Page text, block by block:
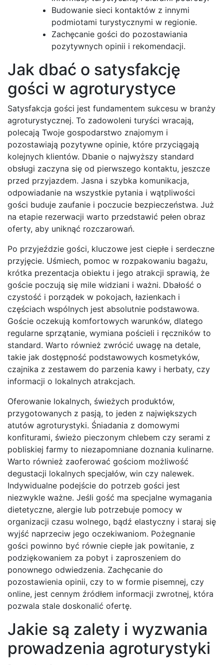
Budowanie sieci kontaktów z innymi
podmiotami turystycznymi w regionie.
Zachęcanie gości do pozostawiania
pozytywnych opinii i rekomendacji.
Jak dbać o satysfakcję
gości w agroturystyce
Satysfakcja gości jest fundamentem sukcesu w branży
agroturystycznej. To zadowoleni turyści wracają,
polecają Twoje gospodarstwo znajomym i
pozostawiają pozytywne opinie, które przyciągają
kolejnych klientów. Dbanie o najwyższy standard
obsługi zaczyna się od pierwszego kontaktu, jeszcze
przed przyjazdem. Jasna i szybka komunikacja,
odpowiadanie na wszystkie pytania i wątpliwości
gości buduje zaufanie i poczucie bezpieczeństwa. Już
na etapie rezerwacji warto przedstawić pełen obraz
oferty, aby uniknąć rozczarowań.
Po przyjeździe gości, kluczowe jest ciepłe i serdeczne
przyjęcie. Uśmiech, pomoc w rozpakowaniu bagażu,
krótka prezentacja obiektu i jego atrakcji sprawią, że
goście poczują się mile widziani i ważni. Dbałość o
czystość i porządek w pokojach, łazienkach i
częściach wspólnych jest absolutnie podstawowa.
Goście oczekują komfortowych warunków, dlatego
regularne sprzątanie, wymiana pościeli i ręczników to
standard. Warto również zwrócić uwagę na detale,
takie jak dostępność podstawowych kosmetyków,
czajnika z zestawem do parzenia kawy i herbaty, czy
informacji o lokalnych atrakcjach.
Oferowanie lokalnych, świeżych produktów,
przygotowanych z pasją, to jeden z największych
atutów agroturystyki. Śniadania z domowymi
konfiturami, świeżo pieczonym chlebem czy serami z
pobliskiej farmy to niezapomniane doznania kulinarne.
Warto również zaoferować gościom możliwość
degustacji lokalnych specjałów, win czy nalewek.
Indywidualne podejście do potrzeb gości jest
niezwykle ważne. Jeśli gość ma specjalne wymagania
dietetyczne, alergie lub potrzebuje pomocy w
organizacji czasu wolnego, bądź elastyczny i staraj się
wyjść naprzeciw jego oczekiwaniom. Pożegnanie
gości powinno być równie ciepłe jak powitanie, z
podziękowaniem za pobyt i zaproszeniem do
ponownego odwiedzenia. Zachęcanie do
pozostawienia opinii, czy to w formie pisemnej, czy
online, jest cennym źródłem informacji zwrotnej, która
pozwala stale doskonalić ofertę.
Jakie są zalety i wyzwania
prowadzenia agroturystyki